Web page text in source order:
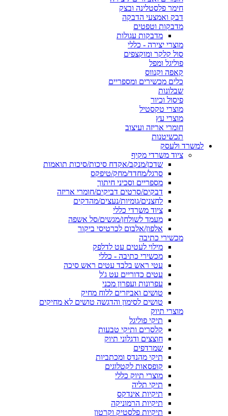
חימר פלסטלינה ובצק
דבק ואמצעי הדבקה
מדבקות וטפטים
מדבקות עגולות
מוצרי יצירה - כללי
סול קלקר ומוקצפים
פוליגל ומפל
קאפה וקנווס
כלים מכשירים ומספריים
שבלונות
פיסול וכיור
מוצרי טקסטיל
מוצרי עץ
חומרי אריזה ועיצוב
תכשיטנות
למשרד ולעסק
ציוד משרדי מקיף
שדכן/מנקב/אקדח סיכות/סיכות תואמות
סרגל/מחדד/מחק/טיפקס
מספריים וסכיני חיתוך
דבקים/סרטים דביקים/חומרי אריזה
לחצנים/גומיות/נעצים/מהדקים
ציוד משרדי כללי
מעמד לשולחן/מגשים/סל אשפה
אלפון/אלבום לכרטיסי ביקור
מכשירי כתיבה
מילוי לעטים עט לדלפק
מכשירי כתיבה - כללי
עטי ראש בלבד עטים ראש סיכה
עטים כדוריים עט ג'ל
עפרונות ועפרון מכני
טושים ואביזרים ללוח מחיק
טושים לסימון והדגשה טושים לא מחיקים
מוצרי תיוק
תיקי פוליגל
קלסרים ותיקי טבעות
חוצצים ודגלוני תיוק
שמרדפים
תיקי מהנדס ומכתביות
קופסאות לקטלוגים
מוצרי תיוק כללי
תיקי תליה
תיקיות אינדקס
תיקיות הרמוניקה
תיקיות פלסטיק וקרטון